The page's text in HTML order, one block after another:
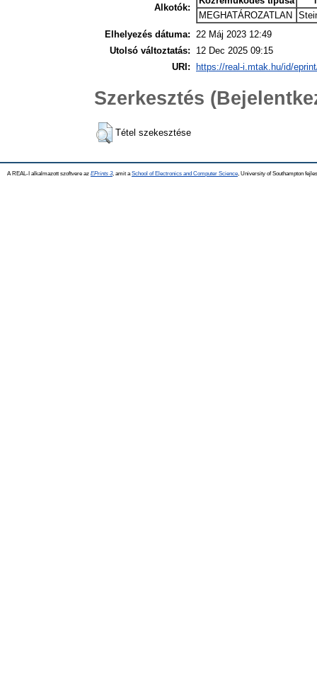
Alkotók:
MEGHATÁROZATLAN
Elhelyezés dátuma: 22 Máj 2023 12:49
Utolsó változtatás:
12 Dec 2025 09:15
URI:
https://real-i.mtak.hu/id/
Szerkesztés
Tétel szekesztése
A REAL-I alkalmazott szoftvere az EPrints 3, amit a School of Electronics and Computer Science , University of Southampton